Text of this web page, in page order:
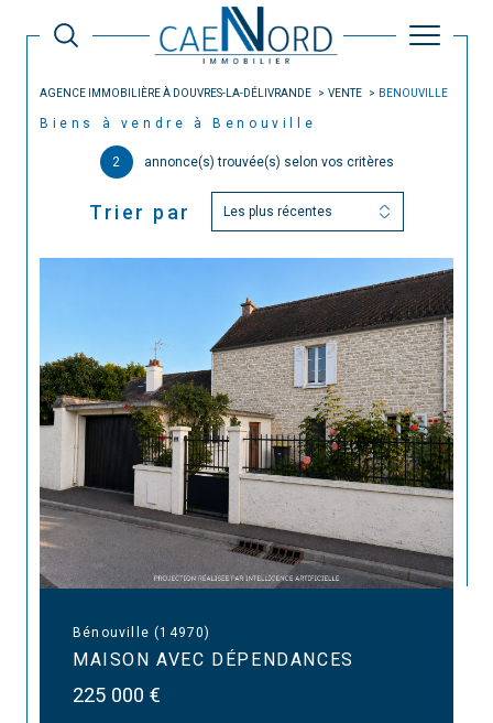
AGENCE IMMOBILIÈRE À DOUVRES-LA-DÉLIVRANDE VENTE BENOUVILLE
Biens à vendre à Benouville
2 annonce(s) trouvée(s) selon vos critères
Trier par Les plus récentes
Bénouville (14970)
MAISON AVEC DÉPENDANCES
225 000 €